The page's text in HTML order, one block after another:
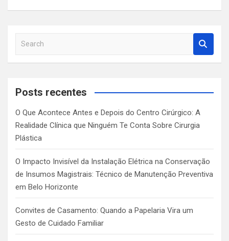
a
c
Posts recentes
O Que Acontece Antes e Depois do Centro Cirúrgico: A
Realidade Clínica que Ninguém Te Conta Sobre Cirurgia
Plástica
O Impacto Invisível da Instalação Elétrica na Conservação
de Insumos Magistrais: Técnico de Manutenção Preventiva
em Belo Horizonte
Convites de Casamento: Quando a Papelaria Vira um
Gesto de Cuidado Familiar